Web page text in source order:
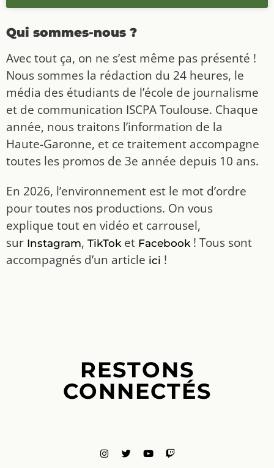
Qui sommes-nous ?
Avec tout ça, on ne s’est même pas présenté !
Nous sommes la rédaction du 24 heures, le
média des étudiants de l’école de journalisme
et de communication ISCPA Toulouse. Chaque
année, nous traitons l’information de la
Haute-Garonne, et ce traitement accompagne
toutes les promos de 3e année depuis 10 ans.
En 2026, l’environnement est le mot d’ordre
pour toutes nos productions. On vous
explique tout en vidéo et carrousel,
sur Instagram, TikToket Facebook! Tous sont
accompagnés d’un article ici !
RESTONS
CONNECTÉS